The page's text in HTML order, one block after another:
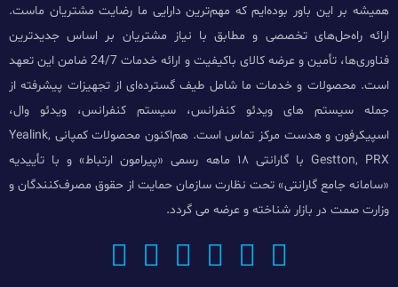
همیشه بر این باور بوده‌ایم که مهم‌ترین دارایی ما رضایت مشتریان ماست.
ارائه راه‌حل‌های تخصصی و مطابق با نیاز مشتریان بر اساس جدیدترین
فناوری‌ها، تأمین و عرضه کالای باکیفیت و ارائه خدمات 24/7 ضامن این تعهد
است. محصولات و خدمات ما شامل طیف گسترده‌ای از تجهیزات پیشرفته از
جمله سیستم های ویدئو کنفرانس، سیستم کنفرانس، ویدئو وال،
اسپیکرفون و هدست مرکز تماس است. هم‌اکنون محصولات کمپانی Yealink,
Gestton, PRX با گارانتی ۱۸ ماهه رسمی «پیرامون ارتباط» و با تأییدیه
«سامانه جامع گارانتی» تحت نظارت سازمان حمایت از حقوق مصرف‌کنندگان و
وزارت صمت در بازار شناخته و عرضه می گردد.